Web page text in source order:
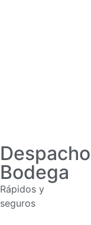
Bodega
Rápidos y
seguros